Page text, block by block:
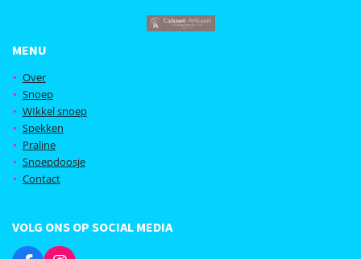
MENU
Over
Snoep
WIkkel snoep
Spekken
Praline
Snoepdoosje
Contact
VOLG ONS OP SOCIAL MEDIA